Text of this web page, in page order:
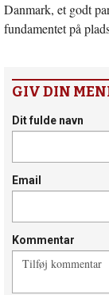
Danmark, et godt
fundamentet på
GIV DIN
Dit fulde navn
Email
Kommentar